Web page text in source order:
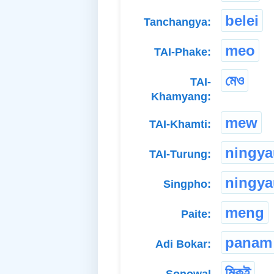
Tanchangya: belei
TAI-Phake: meo
TAI-
Khamyang:
মেও
TAI-Khamti: mew
TAI-Turung:
Singpho:
Paite: meng
Adi Bokar: panam